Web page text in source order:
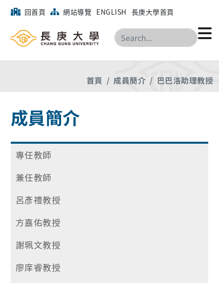
回首頁 網站導覽 ENGLISH 長庚大學首頁
搜尋
首頁 成員簡介 巴巴洛助理教授
成員簡介
專任教師
兼任教師
呂彥禮教授
方嘉佑教授
謝珮文教授
廖庠睿教授